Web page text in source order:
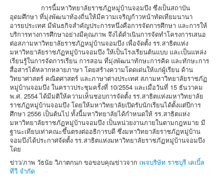
การนี้มหาวิทยาลัยราชภัฏหมู่บ้านจอมบึง ซึ่งเป็นสถาบัน
อุดมศึกษา ที่มุ่งพัฒนาท้องถิ่นให้มีความเจริญก้าวหน้าทัดเทียมนานา
อารยประเทศ มีพันธกิจสำคัญประการหนึ่งคือการจัดการศึกษา และการให้
บริการทางการศึกษาอย่างมีคุณภาพ จึงได้ดำเนินการจัดทำโครงการเสนอ
ต่อสภามหาวิทยาลัยราชภัฏหมู่บ้านจอมบึง เพื่อจัดตั้ง รร.สาธิตแห่ง
มหาวิทยาลัยราชภัฏหมู่บ้านจอมบึง ให้เป็นโรงเรียนต้นแบบ และเป็นแหล่ง
เรียนรู้ในการจัดการเรียน การสอน ที่มุ่งพัฒนาทักษะการคิด และทักษะการ
สื่อสารได้หลากหลายภาษา โดยสร้างความโดดเด่นให้แก่ผู้เรียน ด้าน
วิทยาศาสตร์ คณิตศาสตร์ และภาษาต่างประเทศ สภามหาวิทยาลัยราชภัฏ
หมู่บ้านจอมบึง ในคราวประชุมครั้งที่ 10/2554 และเมื่อวันที่ 15 ธันวาคม
พ.ศ. 2554 ได้มีมติให้ความเห็นชอบการจัดตั้ง รร.สาธิตแห่งมหาวิทยาลัย
ราชภัฏหมู่บ้านจอมบึง โดยให้มหาวิทยาลัยเปิดรับนักเรียนได้ตั้งแต่ปีการ
ศึกษา 2556 เป็นต้นไป ทั้งนี้มหาวิทยาลัยได้กำหนดให้ รร.สาธิตแห่ง
มหาวิทยาลัยราชภัฏหมู่บ้านจอมบึง เป็นหน่วยงานภายในตามกฎหมาย มี
ฐานะเทียบเท่าคณะขึ้นตรงต่ออธิการบดี ซึ่งมหาวิทยาลัยราชภัฏหมู่บ้าน
จอมบึงได้ประกาศจัดตั้ง รร.สาธิตแห่งมหาวิทยาลัยราชภัฏหมู่บ้านจอมบึง
โดย
ข่าว/ภาพ วัธนัย วิภาตกนก ขอขอบคุณข่าวจาก เพจบริษัท ราชบุรี เคเบิ้ล
ทีวี จำกัด